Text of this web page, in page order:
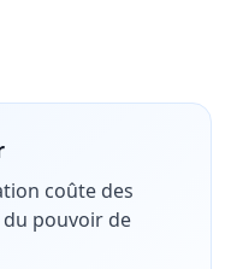
coûte des
du pouvoir de